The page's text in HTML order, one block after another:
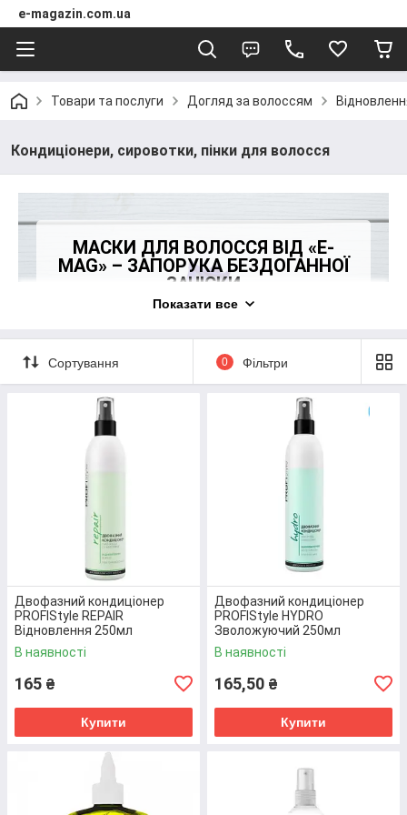
e-magazin.com.ua
Товари та послуги Догляд за волоссям
Кондиціонери, сировотки, пінки для волосся
МАСКИ ДЛЯ ВОЛОССЯ ВІД «E-
MAG» – ЗАПОРУКА БЕЗДОГАННОЇ
ЗАЧІСКИ
ІНТЕРНЕТ-МАГАЗИН «E-MAG»
ЗАСОБИ, ЩО ДОПОМОЖУТЬ КОЖНІЙ
ЖІНЦІ МАТИ ПРИВАБЛИВИЙ ВИГЛЯД.
ЛИШЕ ПЕРЕВІРНА ПРОДУКЦІЯ З
СЕРТИФІКАТАМИ ЯКОСТІ.
ТОПОВІ ПРОПОЗИЦІЇ
Показати все
Сортування 0 Фільтри
Двофазний кондиціонер
PROFIStyle REPAIR
Відновлення 250мл
(4820003290170)
В наявності
165 ₴
Купити
Двофазний кондиціонер
PROFIStyle HYDRO
Зволожуючий 250мл
(4820003290149)
В наявності
165,50 ₴
Купити